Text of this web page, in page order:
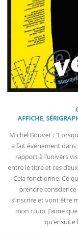
AFFICHE,
Michel Bouvet :
a fait événement dans
rapport à l’univers
entre le titre et ces
Cela fonctionne. Ce
prendre
s’inscrire et vont être
mon coup. J’aime
qu’ensuite